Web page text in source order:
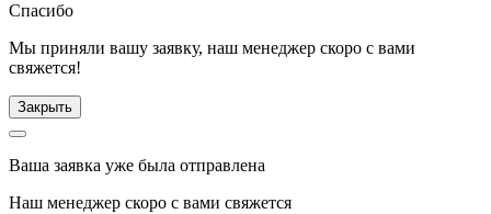
Спасибо
Мы приняли вашу заявку, наш менеджер скоро с вами
свяжется!
Закрыть
Ваша заявка уже была отправлена
Наш менеджер скоро с вами свяжется